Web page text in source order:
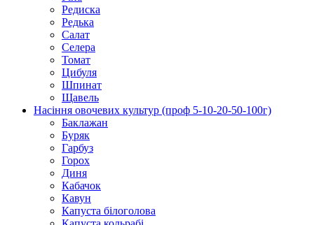
Редиска
Редька
Салат
Селера
Томат
Цибуля
Шпинат
Щавель
Насіння овочевих культур (проф 5-10-20-50-100г)
Баклажан
Буряк
Гарбуз
Горох
Диня
Кабачок
Кавун
Капуста білоголова